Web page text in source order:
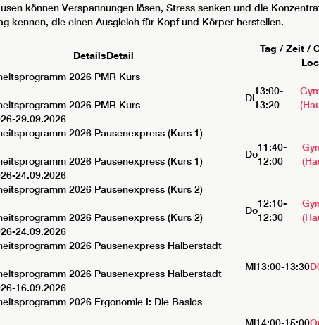
können Verspannungen lösen, Stress senken und die
kennen, die einen Ausgleich für Kopf und Körper herstellen.
DetailsDetail
Tag / Zeit /
2026 PMR Kurs
2026 PMR Kurs
29.09.2026
Di
13:00-
13:20
2026 Pausenexpress (Kurs 1)
2026 Pausenexpress (Kurs 1)
24.09.2026
Do
11:40-
12:00
2026 Pausenexpress (Kurs 2)
2026 Pausenexpress (Kurs 2)
24.09.2026
Do
12:10-
12:30
2026 Pausenexpress Halberstadt
2026 Pausenexpress Halberstadt
16.09.2026
Mi13:00-13:30
2026 Ergonomie I: Die Basics